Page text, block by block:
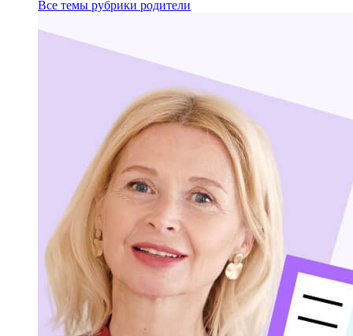
Все темы рубрики родители